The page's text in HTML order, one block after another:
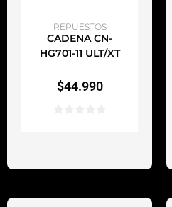
AÑADIR AL CARRITO
REPUESTOS
CADENA CN-
HG701-11 ULT/XT
$44.990